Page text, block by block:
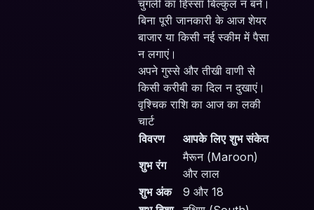
चुगली का हिस्सा बिल्कुल न बनें।
बिना पूरी जानकारी के आज शेयर
बाजार या किसी नई स्कीम में पैसा
न लगाएं।
अपने गुस्से और तीखी वाणी से
किसी करीबी का दिल न दुखाएं।
वृश्चिक राशि का आज का लकी
चार्ट
विवरण
आपके लिए शुभ संकेत
शुभ रंग
मैरून (Maroon)
और लाल
शुभ अंक
9 और 18